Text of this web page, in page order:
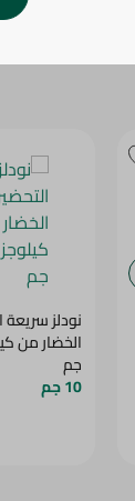
نودلز
جم
10 جم